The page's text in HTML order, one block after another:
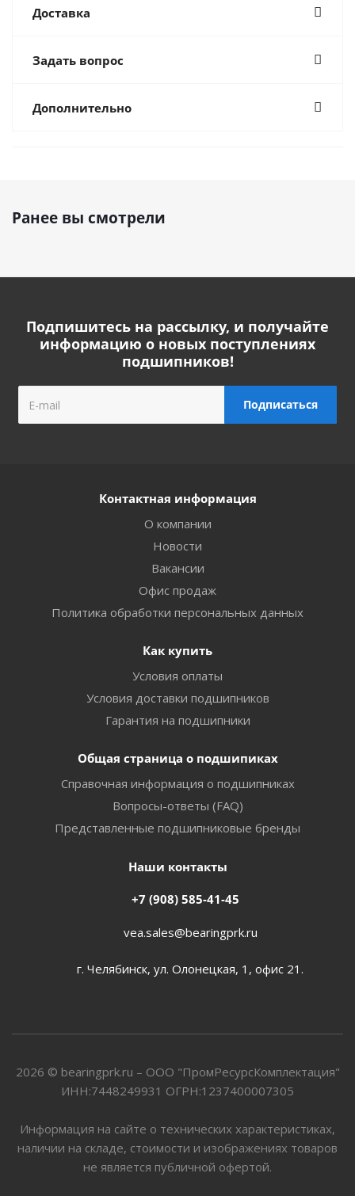
Доставка
Задать вопрос
Дополнительно
Ранее вы смотрели
Подпишитесь на рассылку, и получайте
информацию о новых поступлениях
подшипников!
Контактная информация
О компании
Новости
Вакансии
Офис продаж
Политика обработки персональных данных
Как купить
Условия оплаты
Условия доставки подшипников
Гарантия на подшипники
Общая страница о подшипиках
Справочная информация о подшипниках
Вопросы-ответы (FAQ)
Представленные подшипниковые бренды
Наши контакты
+7 (908) 585-41-45
vea.sales@bearingprk.ru
г. Челябинск, ул. Олонецкая, 1, офис 21.
2026 © bearingprk.ru – ООО "ПромРесурсКомплектация"
ИНН:7448249931 ОГРН:1237400007305
Информация на сайте о технических характеристиках,
наличии на складе, стоимости и изображениях товаров
не является публичной офертой.